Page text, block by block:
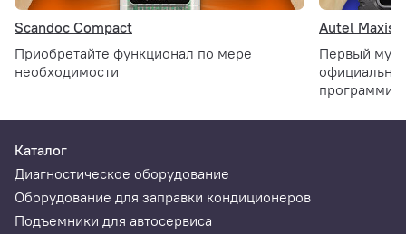
Scandoc Compact
Приобретайте функционал по мере
необходимости
Autel
Первый
Каталог
Диагностическое оборудование
Оборудование для заправки кондиционеров
Подъемники для автосервиса